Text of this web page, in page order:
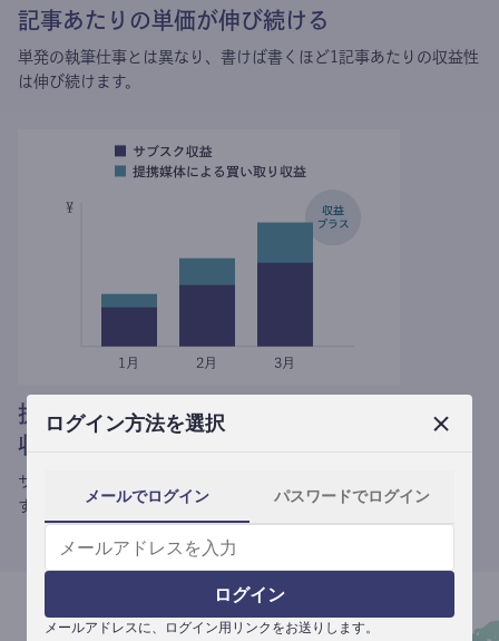
ログイン方法を選択
メールでログイン パスワードでログイン
ログイン
メールアドレスに、ログイン用リンクをお送りします。
記事あたりの単価が伸び続ける
単発の執筆仕事とは異なり、 書けば書くほど1記事あたりの収益性
は伸び続けます。
提携媒体による記事買い取りで
収益がプラスされる
サブスク収益にメディアへの記事提供の売り上げをプラスできま
す。